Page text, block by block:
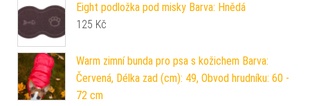
Eight podložka pod misky Barva: Hnědá
125 Kč
Warm zimní bunda pro psa s kožichem Barva:
Červená, Délka zad (cm): 49, Obvod hrudníku: 60 -
72 cm